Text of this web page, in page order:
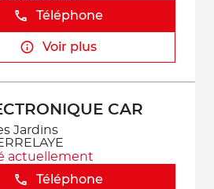
Téléphone
Voir plus
CAR
Jardins
actuellement
Téléphone